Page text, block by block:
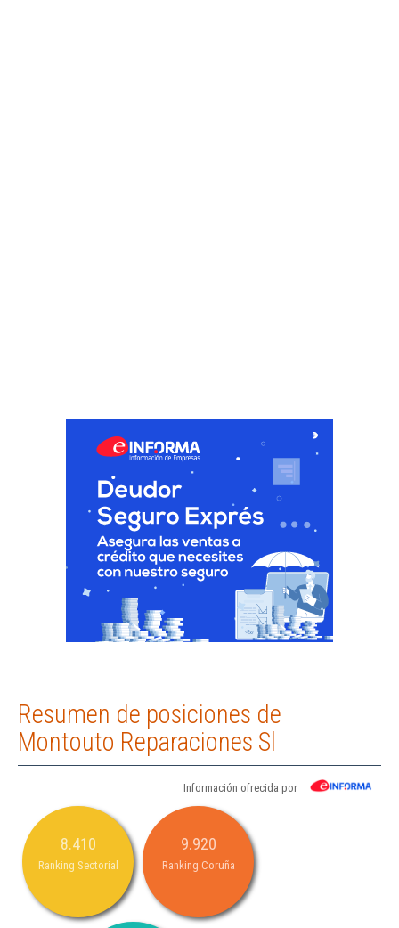
Resumen de posiciones de
Montouto Reparaciones Sl
Información ofrecida por
8.410
Ranking Sectorial
9.920
Ranking Coruña